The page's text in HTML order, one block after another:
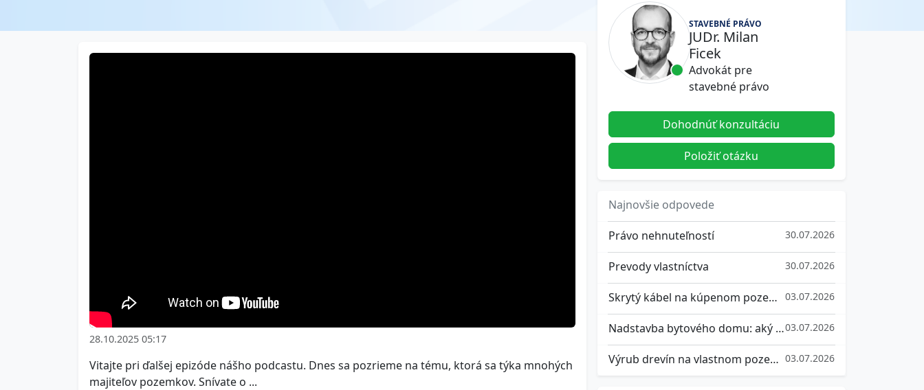
28.10.2025 05:17
Vitajte pri ďalšej epizóde nášho podcastu. Dnes sa pozrieme na tému, ktorá sa týka mnohých
majiteľov pozemkov. Snívate o ...
STAVEBNÉ PRÁVO
JUDr. Milan
Ficek
Advokát pre
stavebné právo
Dohodnúť konzultáciu
Položiť otázku
Najnovšie odpovede
Právo nehnuteľností 30.07.2026
Prevody vlastníctva 30.07.2026
Skrytý kábel na kúpenom pozemku: aké máte práva a ako sa brániť 03.07.2026
Nadstavba bytového domu: aký súhlas vlastníkov potrebujete a ako sa brániť, ak nesúhlasíte03.07.2026
Výrub drevín na vlastnom pozemku: kedy potrebujete súhlas a aké pokuty hrozia za nepovolený výrub stromu 03.07.2026